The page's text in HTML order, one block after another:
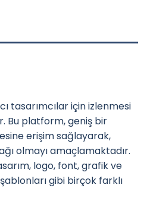
tasarımcılar için izlenmesi
Bu platform, geniş bir
erişim sağlayarak,
olmayı amaçlamaktadır.
logo, font, grafik ve
gibi birçok farklı